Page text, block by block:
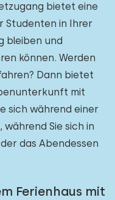
bietet eine
Studenten in Ihrer
bleiben und
können. Werden
Dann bietet
mit
sich während einer
Sie sich in
das Abendessen
Ferienhaus mit